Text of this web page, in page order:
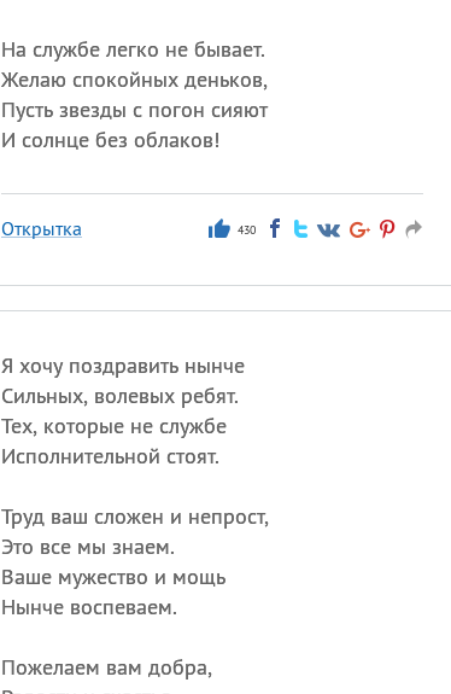
На службе легко не бывает.
Желаю спокойных деньков,
Пусть звезды с погон сияют
И солнце без облаков!
Открытка 430
Я хочу поздравить нынче
Сильных, волевых ребят.
Тех, которые не службе
Исполнительной стоят.
Труд ваш сложен и непрост,
Это все мы знаем.
Ваше мужество и мощь
Нынче воспеваем.
Пожелаем вам добра,